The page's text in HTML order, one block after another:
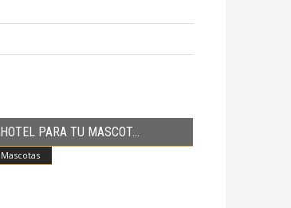
Mascotas
HOTEL PARA TU MASCOT